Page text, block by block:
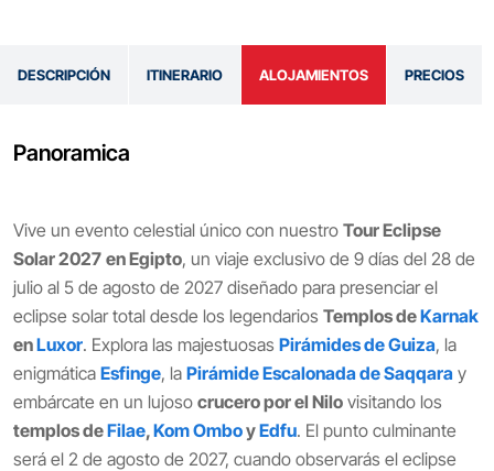
DESCRIPCIÓN ITINERARIO ALOJAMIENTOS PRECIOS
Panoramica
Vive un evento celestial único con nuestro Tour Eclipse
Solar 2027 en Egipto, un viaje exclusivo de 9 días del 28 de
julio al 5 de agosto de 2027 diseñado para presenciar el
eclipse solar total desde los legendarios Templos deKarnak
enLuxor. Explora las majestuosas Pirámides de Guiza, la
enigmática Esfinge, la Pirámide Escalonada de Saqqara y
embárcate en un lujoso crucero por el Nilo visitando los
templos deFilae,Kom OmboyEdfu. El punto culminante
será el 2 de agosto de 2027, cuando observarás el eclipse